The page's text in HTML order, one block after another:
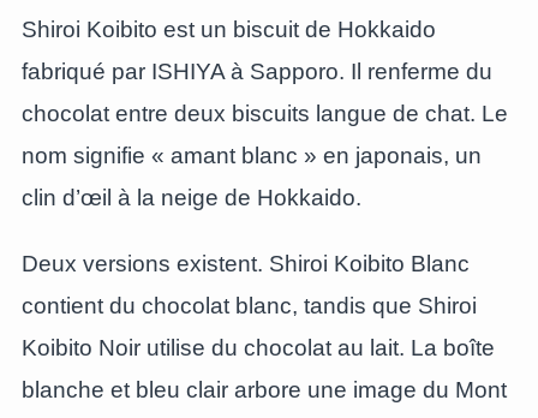
Shiroi Koibito est un biscuit de Hokkaido
fabriqué par ISHIYA à Sapporo. Il renferme du
chocolat entre deux biscuits langue de chat. Le
nom signifie « amant blanc » en japonais, un
clin d’œil à la neige de Hokkaido.
Deux versions existent. Shiroi Koibito Blanc
contient du chocolat blanc, tandis que Shiroi
Koibito Noir utilise du chocolat au lait. La boîte
blanche et bleu clair arbore une image du Mont